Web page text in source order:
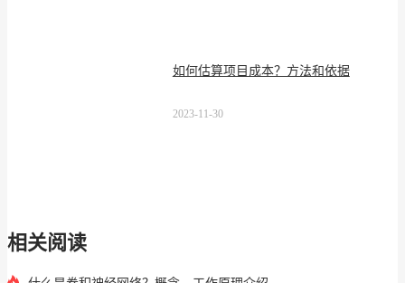
如何估算项目成本？方法和依据
2023-11-30
相关阅读